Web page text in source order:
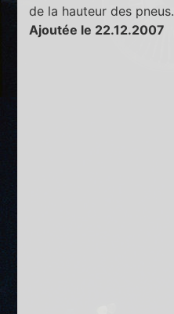
de la hauteur des pneus.
Ajoutée le 22.12.2007